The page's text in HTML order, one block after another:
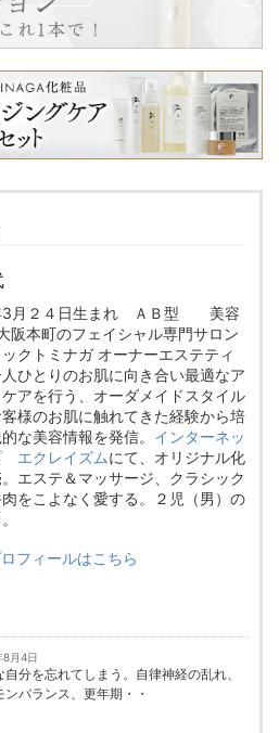
3月２４日生まれ ＡＢ型 美容
阪本町のフェイシャル専門サロン
クトミナガ オーナーエステティ
ひとりのお肌に向き合い最適なア
ケアを行う、オーダメイドスタイル
様のお肌に触れてきた経験から培
な美容情報を発信。 インターネッ
エクレイズムにて、オリジナル化
エステ＆マッサージ、クラシック
をこよなく愛する。２児（男）の
フィールはこちら
月4日
自分を忘れてしまう。自律神経の乱れ、
ンバランス、更年期・・